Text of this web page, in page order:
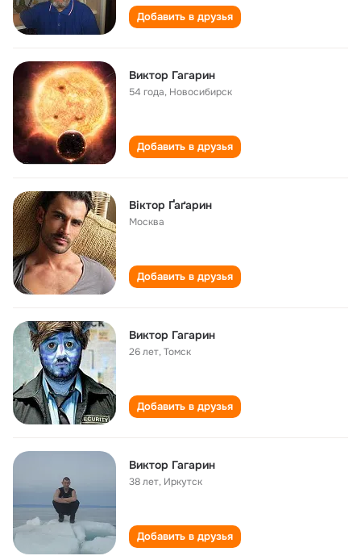
Добавить в друзья
Виктор Гагарин
54 года, Новосибирск
Добавить в друзья
Віктор Ґаґарин
Москва
Добавить в друзья
Виктор Гагарин
26 лет,Томск
Добавить в друзья
Виктор Гагарин
38 лет, Иркутск
Добавить в друзья